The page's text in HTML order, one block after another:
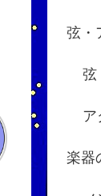
弦・
弦
ア
楽器